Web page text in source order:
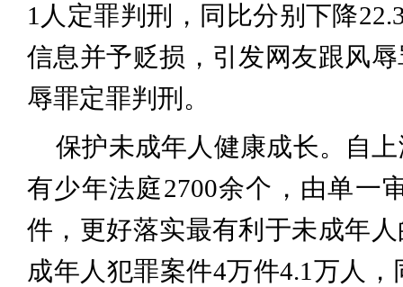
1人定罪判刑，同比分别下降
信息并予贬损，引发网友跟风
辱罪定罪判刑。
保护未成年人健康成长。自
有少年法庭2700余个，由单一
件，更好落实最有利于未成年
成年人犯罪案件4万件4.1万人